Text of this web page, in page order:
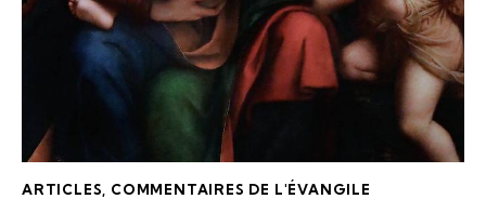
ARTICLES COMMENTAIRES DE L'ÉVANGILE